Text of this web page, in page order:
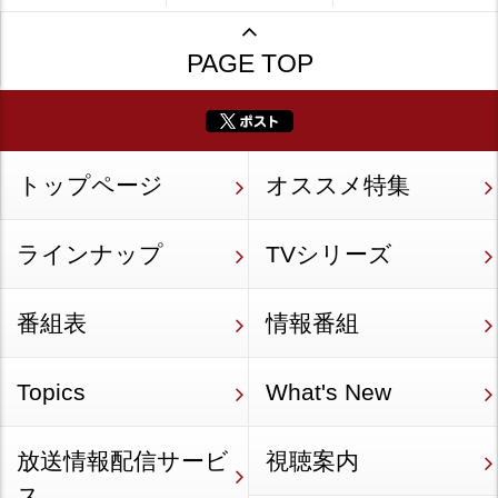
PAGE TOP
トップページ オススメ特集
ラインナップ TVシリーズ
番組表 情報番組
Topics What's New
放送情報配信サービ
視聴案内